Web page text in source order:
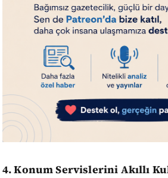
4. Konum Servislerini Akıllı